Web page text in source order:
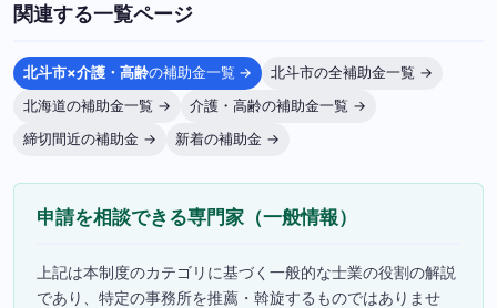
関連する一覧ページ
北斗市×介護・高齢の補助金一覧 →
北斗市の全補助金一覧 →
北海道の補助金一覧 →
介護・高齢の補助金一覧 →
締切間近の補助金 →
新着の補助金 →
申請を相談できる専門家（一般情報）
上記は本制度のカテゴリに基づく一般的な士業の役割の解説
であり、特定の事務所を推薦・斡旋するものではありませ